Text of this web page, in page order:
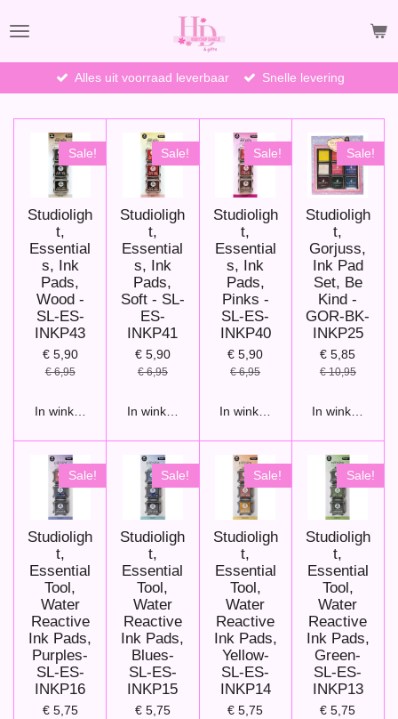
direct
hoofdinhoud
Alles uit voorraad leverbaar Snelle levering
Sale!
Studioligh
t,
Essential
s, Ink
Pads,
Wood -
SL-ES-
INKP43
€ 5,90
€ 6,95
In winkelwagen
Sale!
Studioligh
t,
Essential
s, Ink
Pads,
Soft - SL-
ES-
INKP41
€ 5,90
€ 6,95
In winkelwagen
Sale!
Studioligh
t,
Essential
s, Ink
Pads,
Pinks -
SL-ES-
INKP40
€ 5,90
€ 6,95
In winkelwagen
Sale!
Studioligh
t,
Gorjuss,
Ink Pad
Set, Be
Kind -
GOR-BK-
INKP25
€ 5,85
€ 10,95
In winkelwagen
Sale!
Studioligh
t,
Essential
Tool,
Water
Reactive
Ink Pads,
Purples-
SL-ES-
INKP16
€ 5,75
Sale!
Studioligh
t,
Essential
Tool,
Water
Reactive
Ink Pads,
Blues-
SL-ES-
INKP15
€ 5,75
Sale!
Studioligh
t,
Essential
Tool,
Water
Reactive
Ink Pads,
Yellow-
SL-ES-
INKP14
€ 5,75
Sale!
Studioligh
t,
Essential
Tool,
Water
Reactive
Ink Pads,
Green-
SL-ES-
INKP13
€ 5,75